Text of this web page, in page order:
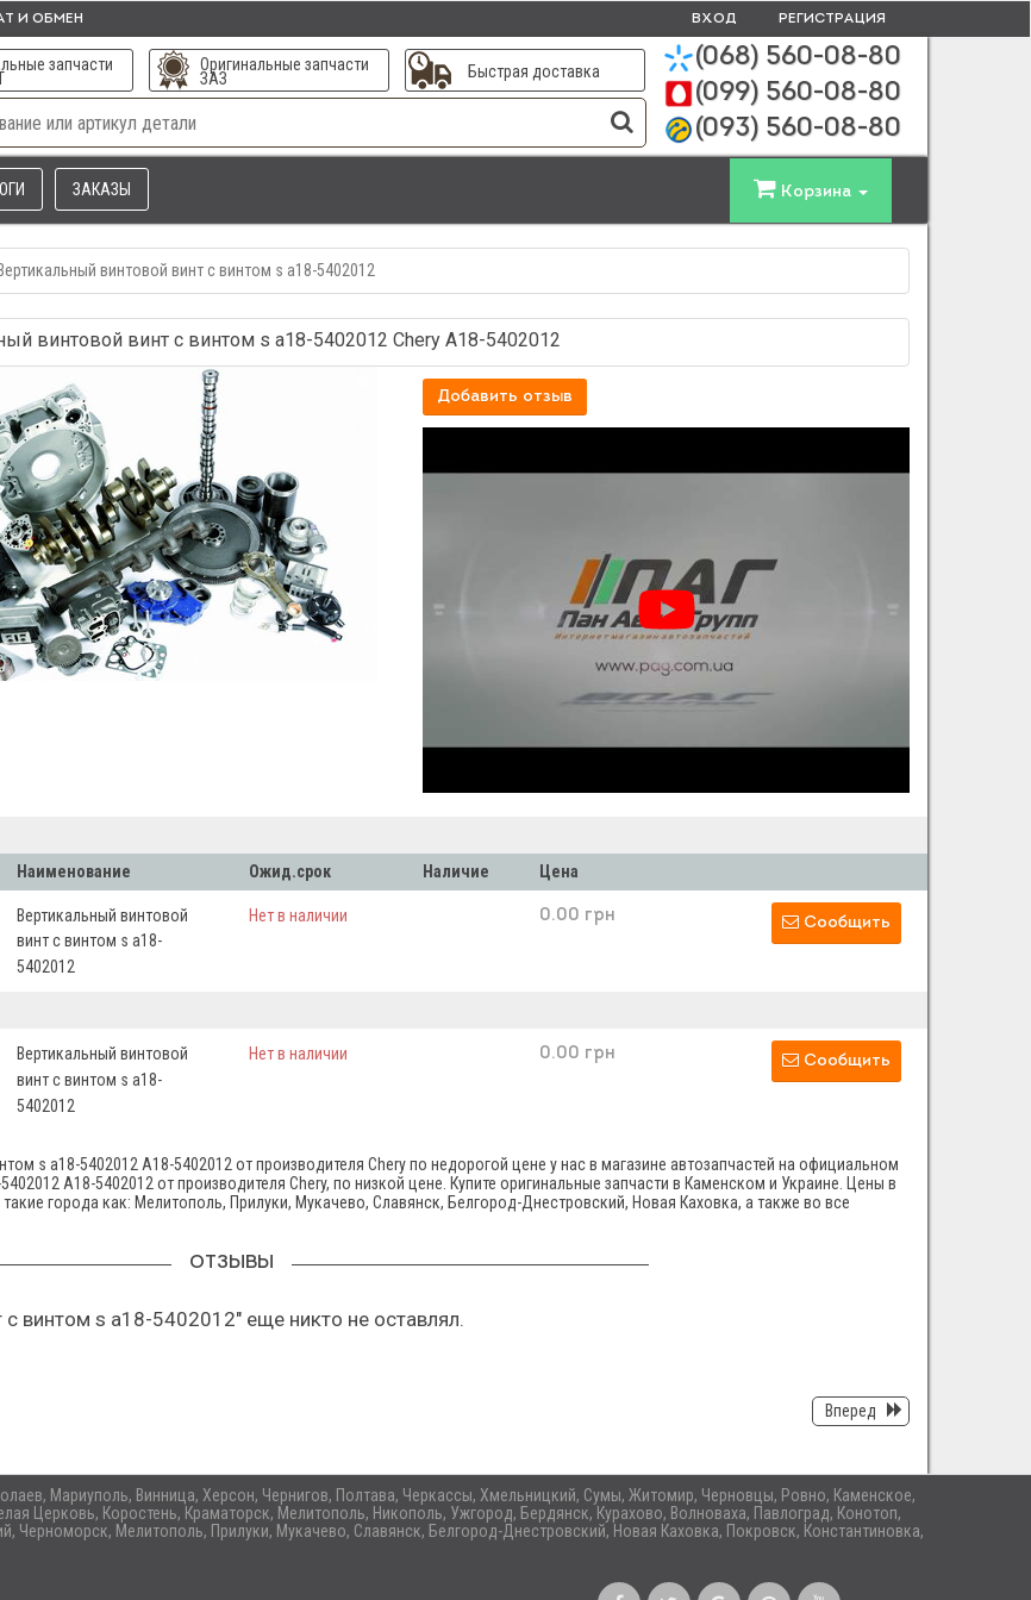
И ОБМЕН ВХОД РЕГИСТРАЦИЯ
запчасти Оригинальные запчасти
ЗАЗ Быстрая доставка (068) 560-08-80
(099) 560-08-80
(093) 560-08-80
ЗАКАЗЫ Корзина
Вертикальный винтовой винт с винтом s а18-5402012
винтовой винт с винтом s а18-5402012 Chery A18-5402012
Добавить отзыв
Наименование Ожид.срок Наличие Цена
Вертикальный винтовой
винт с винтом s а18-
5402012
Нет в наличии 0.00 грн Сообщить
Вертикальный винтовой
винт с винтом s а18-
5402012
Нет в наличии 0.00 грн Сообщить
s а18-5402012 A18-5402012 от производителя Chery по недорогой цене у нас в магазине автозапчастей на официальном
A18-5402012 от производителя Chery, по низкой цене. Купите оригинальные запчасти в Каменском и Украине. Цены в
города как: Мелитополь, Прилуки, Мукачево, Славянск, Белгород-Днестровский, Новая Каховка, а также во все
ОТЗЫВЫ
винтом s а18-5402012" еще никто не оставлял.
Вперед
Мариуполь, Винница, Херсон, Чернигов, Полтава, Черкассы, Хмельницкий, Сумы, Житомир, Черновцы, Ровно, Каменское,
Церковь, Коростень, Краматорск, Мелитополь, Никополь, Ужгород, Бердянск, Курахово, Волноваха, Павлоград, Конотоп,
Черноморск, Мелитополь, Прилуки, Мукачево, Славянск, Белгород-Днестровский, Новая Каховка, Покровск, Константиновка,